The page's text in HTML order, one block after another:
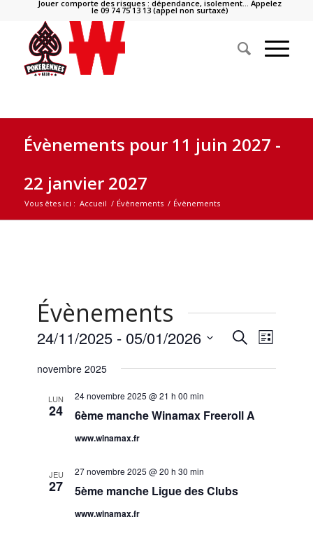
Jouer comporte des risques : dépendance, isolement… Appelez
le 09 74 75 13 13 (appel non surtaxé)
Évènements pour 11 juin 2027 -
22 janvier 2027
Vous êtes ici : Accueil / Évènements / Évènements
Évènements
Recherche
navigation
Évènements
Recherche
de
vues
Liste
24/11/2025 - 05/01/2026
une
novembre 2025
LUN
24 6ème manche Winamax Freeroll A
24 novembre 2025 @ 21 h 00 min
www.winamax.fr
JEU
27 5ème manche Ligue des Clubs
27 novembre 2025 @ 20 h 30 min
www.winamax.fr